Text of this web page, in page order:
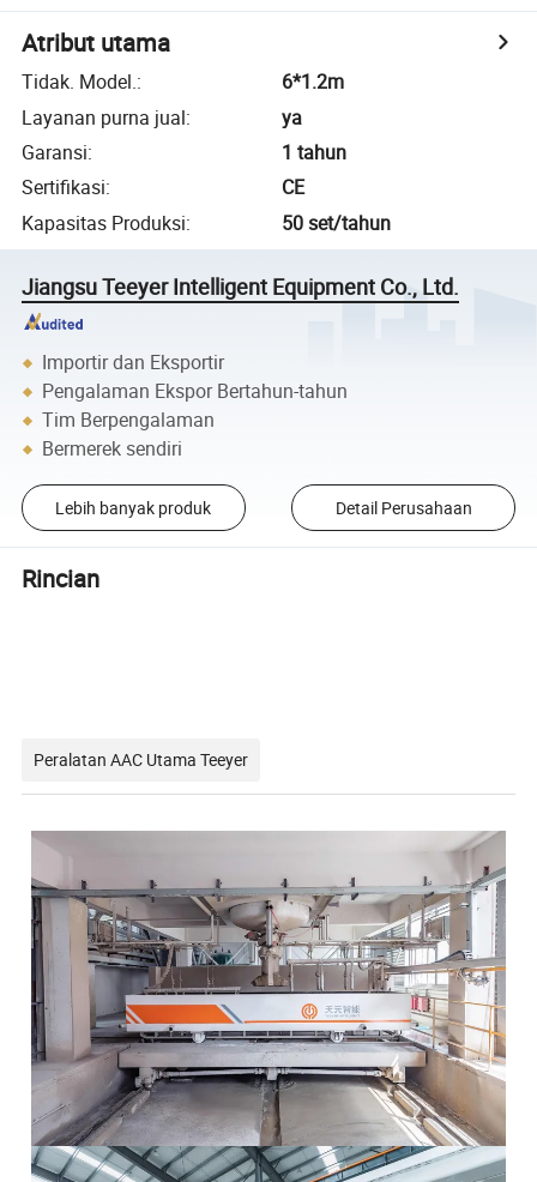
Atribut utama
Tidak. Model.:
6*1.2m
Layanan purna jual:
ya
Garansi:
1 tahun
Sertifikasi:
CE
Kapasitas Produksi: 50 set/tahun
Jiangsu Teeyer Intelligent Equipment Co., Ltd.
Importir dan Eksportir
Pengalaman Ekspor Bertahun-tahun
Tim Berpengalaman
Bermerek sendiri
Lebih banyak produk Detail Perusahaan
Rincian
Peralatan AAC Utama Teeyer